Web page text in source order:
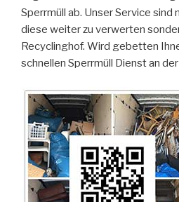
Sperrmüll ab. Unser Service
diese weiter zu verwerten
Recyclinghof. Wird gebetten
schnellen Sperrmüll Dienst an